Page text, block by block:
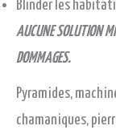
Blinder les
AUCUNE SOLUTION
DOMMAGES.
Pyramides,
chamaniques,